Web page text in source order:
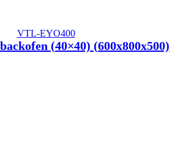
VTL-EYO400
(40×40) (600x800x500)